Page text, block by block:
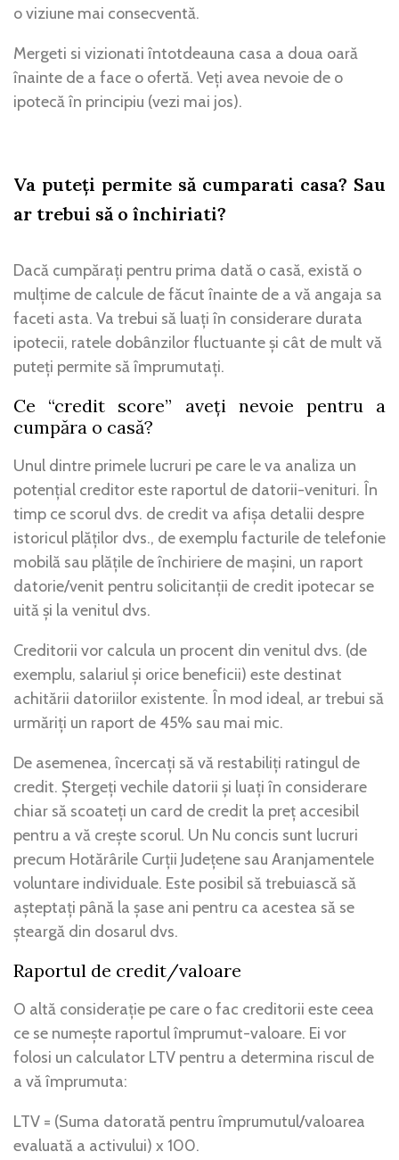
o viziune mai consecventă.
Mergeti si vizionati întotdeauna casa a doua oară
înainte de a face o ofertă. Veți avea nevoie de o
ipotecă în principiu (vezi mai jos).
Va puteți permite să cumparati casa? Sau
ar trebui să o închiriati?
Dacă cumpărați pentru prima dată o casă, există o
mulțime de calcule de făcut înainte de a vă angaja sa
faceti asta. Va trebui să luați în considerare durata
ipotecii, ratele dobânzilor fluctuante și cât de mult vă
puteți permite să împrumutați.
Ce “credit score” aveți nevoie pentru a
cumpăra o casă?
Unul dintre primele lucruri pe care le va analiza un
potențial creditor este raportul de datorii-venituri. În
timp ce scorul dvs. de credit va afișa detalii despre
istoricul plăților dvs., de exemplu facturile de telefonie
mobilă sau plățile de închiriere de mașini, un raport
datorie/venit pentru solicitanții de credit ipotecar se
uită și la venitul dvs.
Creditorii vor calcula un procent din venitul dvs. (de
exemplu, salariul și orice beneficii) este destinat
achitării datoriilor existente. În mod ideal, ar trebui să
urmăriți un raport de 45% sau mai mic.
De asemenea, încercați să vă restabiliți ratingul de
credit. Ștergeți vechile datorii și luați în considerare
chiar să scoateți un card de credit la preț accesibil
pentru a vă crește scorul. Un Nu concis sunt lucruri
precum Hotărârile Curții Județene sau Aranjamentele
voluntare individuale. Este posibil să trebuiască să
așteptați până la șase ani pentru ca acestea să se
șteargă din dosarul dvs.
Raportul de credit/valoare
O altă considerație pe care o fac creditorii este ceea
ce se numește raportul împrumut-valoare. Ei vor
folosi un calculator LTV pentru a determina riscul de
a vă împrumuta:
LTV = (Suma datorată pentru împrumutul/valoarea
evaluată a activului) x 100.